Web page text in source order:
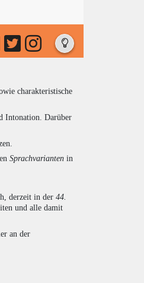
charakteristische
Intonation. Darüber
Sprachvarianten in
derzeit in der 44.
und alle damit
an der